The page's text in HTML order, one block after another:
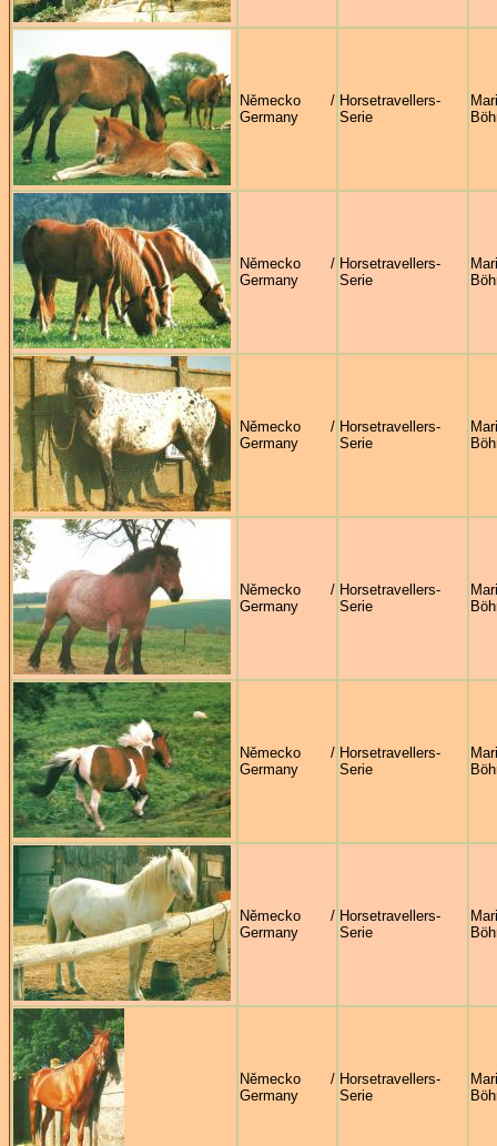
Německo /
Germany
Horsetravellers-
Serie
Německo /
Germany
Horsetravellers-
Serie
Německo /
Germany
Horsetravellers-
Serie
Německo /
Germany
Horsetravellers-
Serie
Německo /
Germany
Horsetravellers-
Serie
Německo /
Germany
Horsetravellers-
Serie
Německo /
Germany
Horsetravellers-
Serie